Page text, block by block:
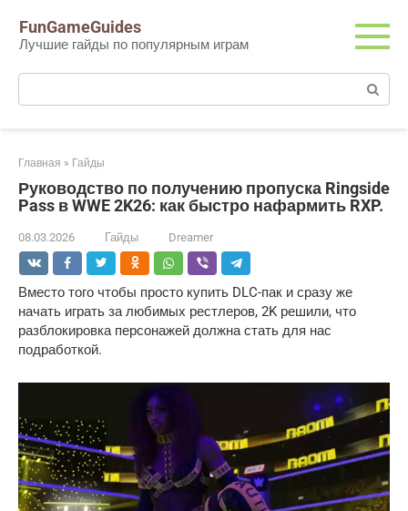
контенту
FunGameGuides
Лучшие гайды по популярным играм
Поиск:
Главная » Гайды
Руководство по получению пропуска Ringside
Pass в WWE 2K26: как быстро нафармить RXP.
08.03.2026 Гайды Dreamer
Вместо того чтобы просто купить DLC-пак и сразу же
начать играть за любимых рестлеров, 2K решили, что
разблокировка персонажей должна стать для нас
подработкой.